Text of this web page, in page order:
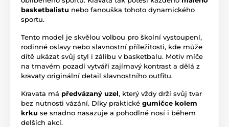
basketbalistu nebo fanouška tohoto dynamického
sportu.
Tento model je skvělou volbou pro školní vystoupení,
rodinné oslavy nebo slavnostní příležitosti, kde může
dítě ukázat svůj styl i zálibu v basketbalu. Motiv míče
na tmavém pozadí vytváří zajímavý kontrast a dělá z
kravaty originální detail slavnostního outfitu.
Kravata má předvázaný uzel, který vždy drží svůj tvar
bez nutnosti vázání. Díky praktické gumičce kolem
krku se snadno nasazuje a pohodlně nosí i během
delších akcí.